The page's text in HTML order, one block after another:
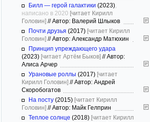
Билл — герой галактики (2023)
написано в 2020 [читает Кирилл
Головин] //Автор: Валерий Шлыков
Почти друзья (2017) [читает Кирилл
Головин] //Автор: Александр Матюхин
Принцип упреждающего удара
(2023) [читает Артём Быков] //Автор:
Алиса Арчер
Урановые роллы (2017) [читает
Кирилл Головин] //Автор: Андрей
Скоробогатов
На посту (2015) [читает Кирилл
Головин] //Автор: Майк Гелприн
Теплое солнце (2018) [читает Кирилл